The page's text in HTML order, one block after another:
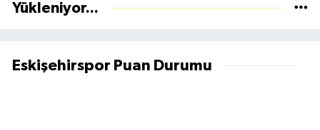
Yükleniyor...
Eskişehirspor Puan Durumu